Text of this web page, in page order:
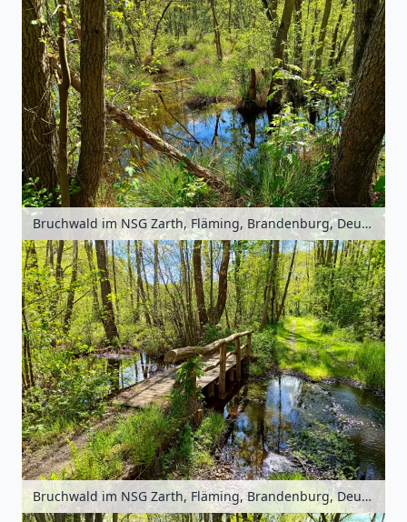
Bruchwald im NSG Zarth, Fläming, Brandenburg, Deutschland
Bruchwald im NSG Zarth, Fläming, Brandenburg, Deutschland